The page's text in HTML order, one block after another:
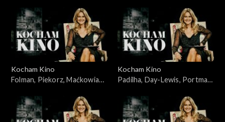
Kocham Kino
Folman, Piekorz, Maćkowiak,
Kocham Kino
Padilha, Day-Lewis, Portman,